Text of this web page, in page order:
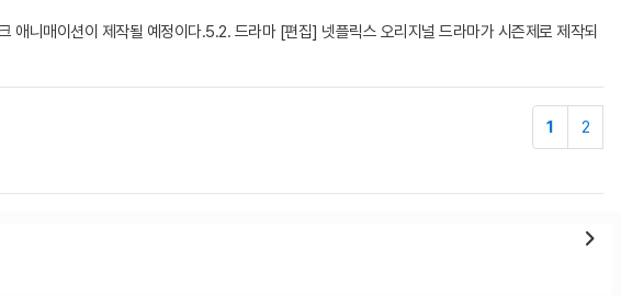
니매이션이 제작될 예정이다.5.2. 드라마 [편집] 넷플릭스 오리지널 드라마가 시즌제로 제작되
1 2